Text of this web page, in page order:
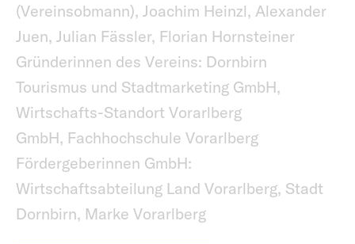
(Vereinsobmann), Joachim Heinzl, Alexander
Juen, Julian Fässler, Florian Hornsteiner
Gründerinnen des Vereins: Dornbirn
Tourismus und Stadtmarketing GmbH,
Wirtschafts-Standort Vorarlberg
GmbH, Fachhochschule Vorarlberg
Fördergeberinnen GmbH:
Wirtschaftsabteilung Land Vorarlberg, Stadt
Dornbirn, Marke Vorarlberg